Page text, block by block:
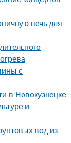
печь для
с
в Новокузнецке
и
вод из